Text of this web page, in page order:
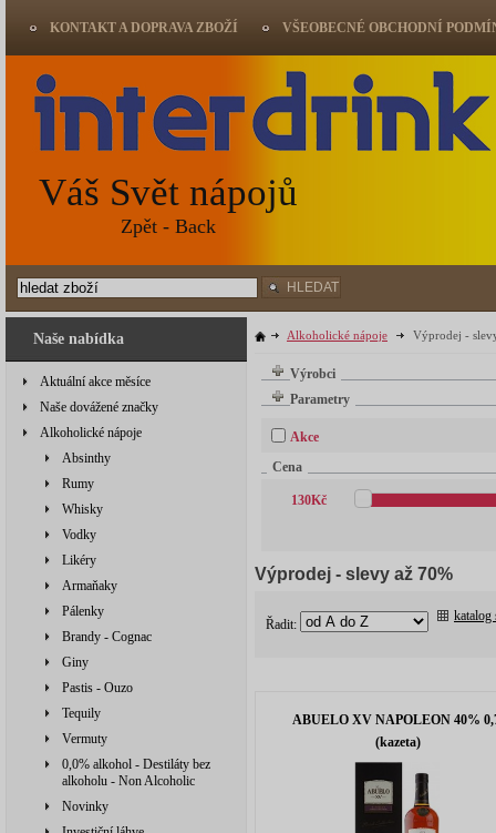
Naše nabídka
Aktuální akce měsíce
Naše dovážené značky
Alkoholické nápoje
Absinthy
Rumy
Whisky
Vodky
Likéry
Armaňaky
Pálenky
Brandy - Cognac
Giny
Pastis - Ouzo
Tequily
Vermuty
0,0% alkohol - Destiláty bez
alkoholu - Non Alcoholic
Novinky
Alkoholické nápoje Výprodej -
Výrobci
Parametry
Akce
Cena
130Kč
Výprodej - slevy až 70%
Řadit:
katalog
ABUELO XV NAPOLEON 40%
(kazeta)
KONTAKT A DOPRAVA ZBOŽÍ VŠEOBECNÉ OBCHODNÍ
Váš Svět nápojů
Zpět - Back
HLEDAT